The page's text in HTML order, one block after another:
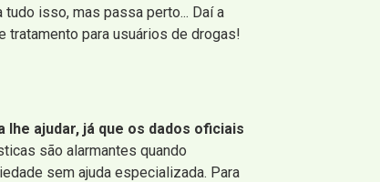
isso, mas passa perto... Daí a
para usuários de drogas!
ajudar, já que os dados oficiais
são alarmantes quando
sem ajuda especializada. Para